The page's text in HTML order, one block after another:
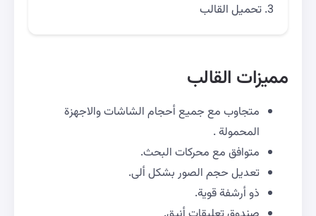
تحميل القالب
مميزات القالب
متجاوب مع جميع أحجام الشاشات والاجهزة
المحمولة .
متوافق مع محركات البحث.
تعديل حجم الصور بشكل ألى.
ذو أرشفة قوية.